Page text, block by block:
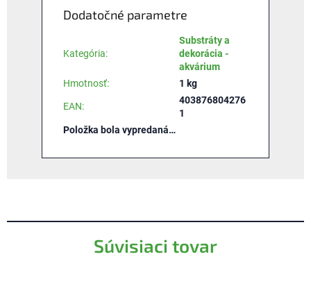
Súvisiaci tovar
Dodatočné parametre
Kategória:
Substráty a
dekorácia -
akvárium
Hmotnosť: 1 kg
EAN:
403876804276
1
Položka bola vypredaná…